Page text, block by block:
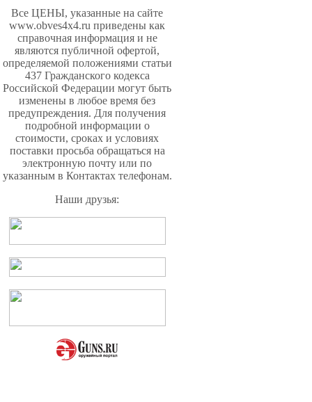
Все ЦЕНЫ, указанные на сайте
www.obves4x4.ru приведены как
справочная информация и не
являются публичной офертой,
определяемой положениями статьи
437 Гражданского кодекса
Российской Федерации могут быть
изменены в любое время без
предупреждения. Для получения
подробной информации о
стоимости, сроках и условиях
поставки просьба обращаться на
электронную почту или по
указанным в Контактах телефонам.
Наши друзья: